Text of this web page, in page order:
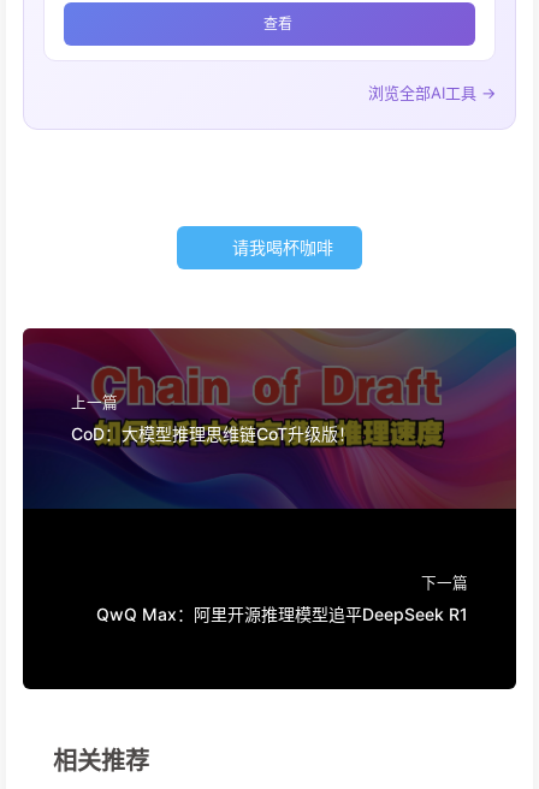
查看
浏览全部AI工具 →
请我喝杯咖啡
上一篇
CoD：大模型推理思维链CoT升级版！
下一篇
QwQ Max：阿里开源推理模型追平DeepSeek R1
相关推荐